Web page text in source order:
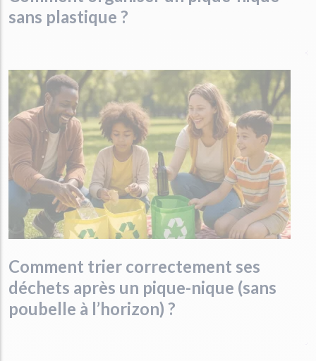
sans plastique ?
Comment trier correctement ses
déchets après un pique-nique (sans
poubelle à l’horizon) ?